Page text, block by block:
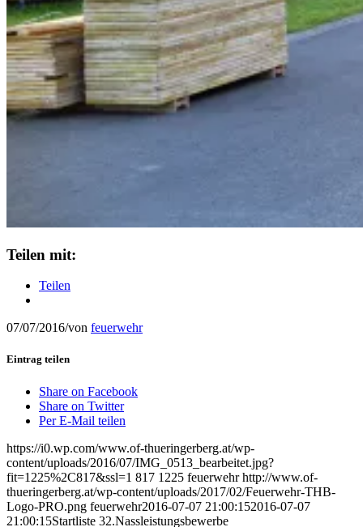
Teilen mit:
Teilen
07/07/2016/von feuerwehr
Eintrag teilen
Share on Facebook
Share on Twitter
Per E-Mail teilen
https://i0.wp.com/www.of-thueringerberg.at/wp-
content/uploads/2016/07/IMG_0513_bearbeitet.jpg?
fit=1225%2C817&ssl=1 817 1225 feuerwehr http://www.of-
thueringerberg.at/wp-content/uploads/2017/02/Feuerwehr-THB-
Logo-PRO.png feuerwehr2016-07-07 21:00:152016-07-07
21:00:15Startliste 32.Nassleistungsbewerbe